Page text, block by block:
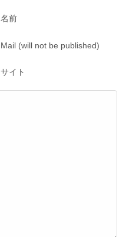
名前
Mail (will not be published)
サイト